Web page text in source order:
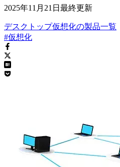
2025年11月21日 最終更新
デスクトップ仮想化の製品一覧
#仮想化